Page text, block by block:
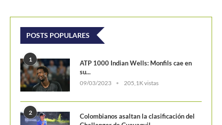
POSTS POPULARES
1
ATP 1000 Indian Wells: Monfils cae en
su...
09/03/2023 205,1K vistas
2
Colombianos asaltan la clasificación del